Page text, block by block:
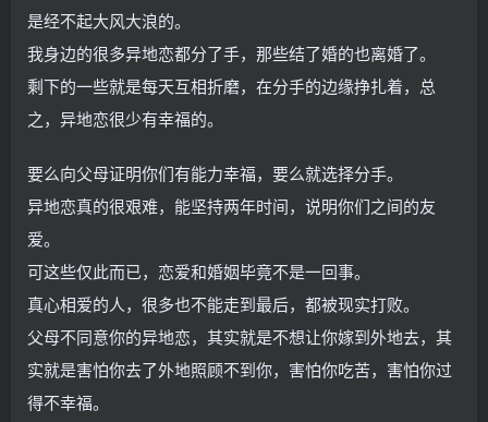
是经不起大风大浪的。
我身边的很多异地恋都分了手，那些结了婚的也离婚了。
剩下的一些就是每天互相折磨，在分手的边缘挣扎着，总
之，异地恋很少有幸福的。
要么向父母证明你们有能力幸福，要么就选择分手。
异地恋真的很艰难，能坚持两年时间，说明你们之间的友
爱。
可这些仅此而已，恋爱和婚姻毕竟不是一回事。
真心相爱的人，很多也不能走到最后，都被现实打败。
父母不同意你的异地恋，其实就是不想让你嫁到外地去，其
实就是害怕你去了外地照顾不到你，害怕你吃苦，害怕你过
得不幸福。